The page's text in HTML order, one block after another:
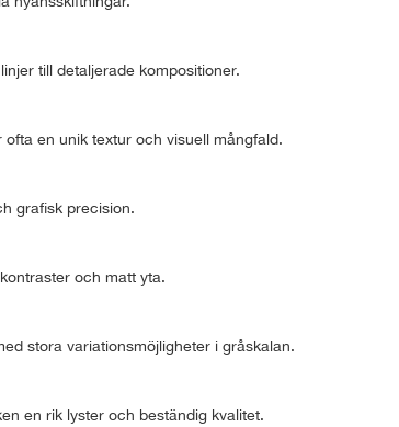
till detaljerade kompositioner.
en unik textur och visuell mångfald.
grafisk precision.
och matt yta.
stora variationsmöjligheter i gråskalan.
en rik lyster och beständig kvalitet.